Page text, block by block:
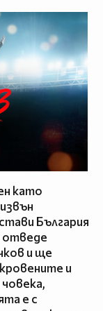
като
България
отведе
и ще
и
е с